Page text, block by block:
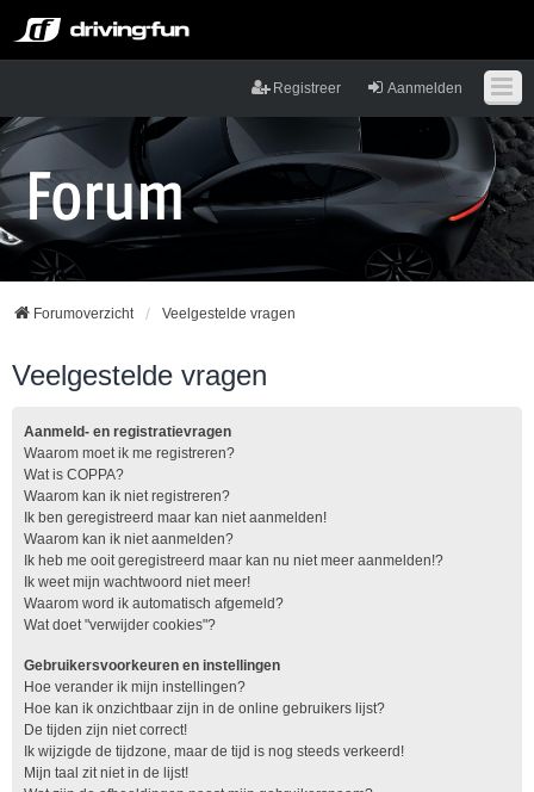
Aanmelden
Registreer
Forumoverzicht Veelgestelde vragen
Veelgestelde vragen
Aanmeld- en registratievragen
Waarom moet ik me registreren?
Wat is COPPA?
Waarom kan ik niet registreren?
Ik ben geregistreerd maar kan niet aanmelden!
Waarom kan ik niet aanmelden?
Ik heb me ooit geregistreerd maar kan nu niet meer aanmelden!?
Ik weet mijn wachtwoord niet meer!
Waarom word ik automatisch afgemeld?
Wat doet "verwijder cookies"?
Gebruikersvoorkeuren en instellingen
Hoe verander ik mijn instellingen?
Hoe kan ik onzichtbaar zijn in de online gebruikers lijst?
De tijden zijn niet correct!
Ik wijzigde de tijdzone, maar de tijd is nog steeds verkeerd!
Mijn taal zit niet in de lijst!